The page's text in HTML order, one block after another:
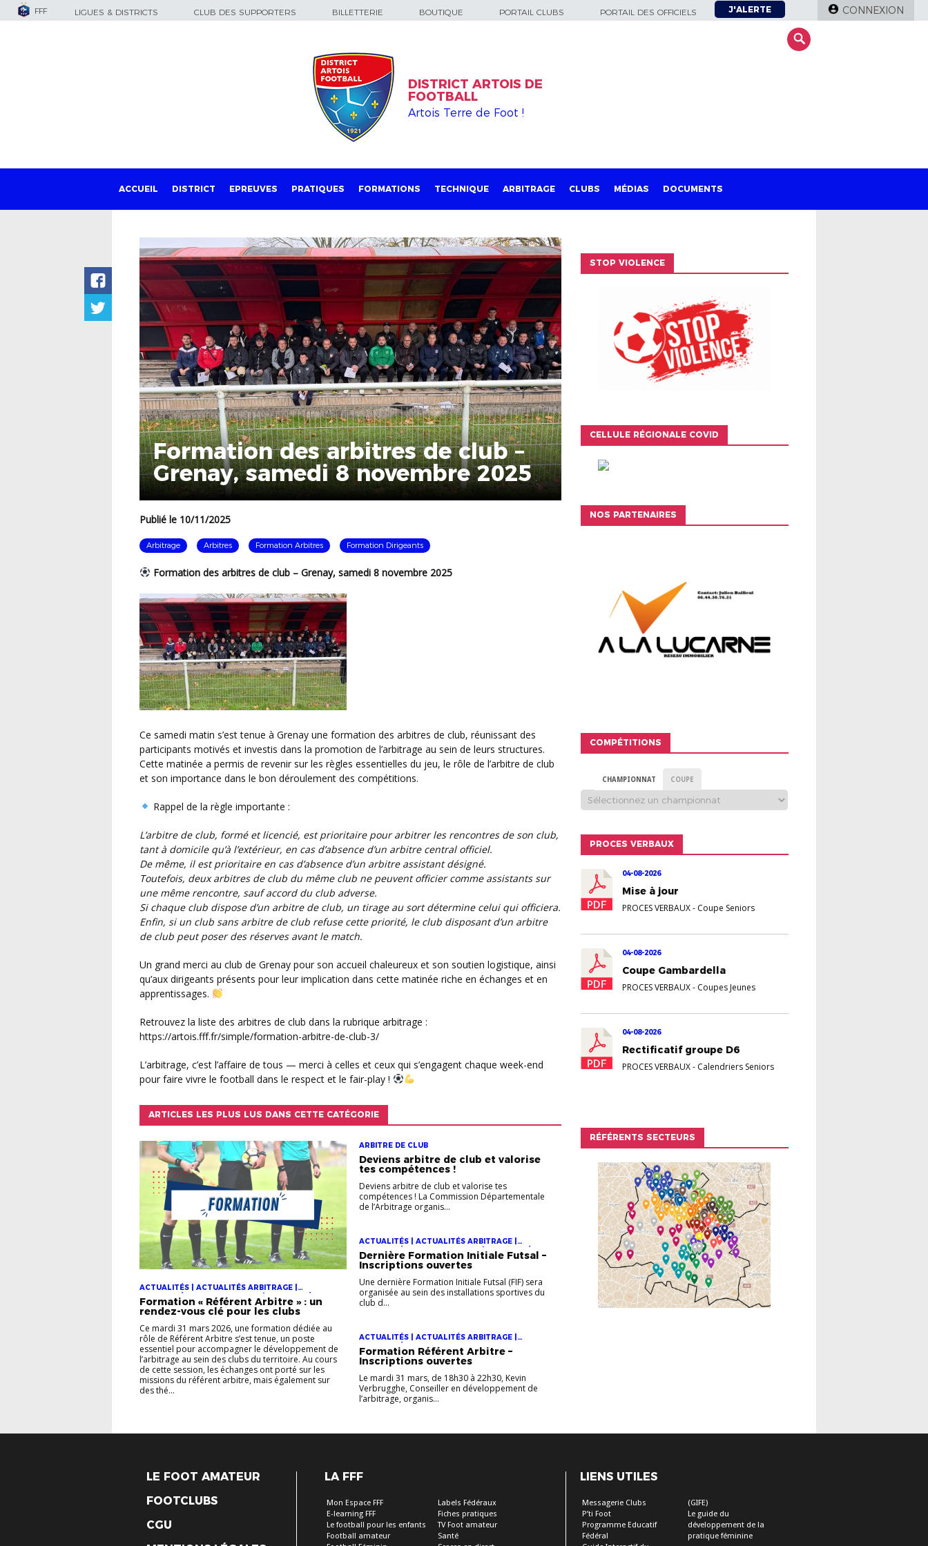
FFF LIGUES & DISTRICTS CLUB DES SUPPORTERS BILLETTERIE BOUTIQUE PORTAIL CLUBS PORTAIL DES OFFICIELS J'ALERTE CONNEXION
DISTRICT ARTOIS DE
FOOTBALL
Artois Terre de Foot !
ACCUEIL DISTRICT EPREUVES PRATIQUES FORMATIONS TECHNIQUE ARBITRAGE CLUBS MÉDIAS DOCUMENTS
Formation des arbitres de club –
Grenay, samedi 8 novembre 2025
Publié le 10/11/2025
Arbitrage Arbitres Formation Arbitres Formation Dirigeants
Formation des arbitres de club – Grenay, samedi 8 novembre 2025
Ce samedi matin s’est tenue à Grenay une formation des arbitres de club, réunissant des
participants motivés et investis dans la promotion de l’arbitrage au sein de leurs structures.
Cette matinée a permis de revenir sur les règles essentielles du jeu, le rôle de l’arbitre de club
et son importance dans le bon déroulement des compétitions.
Rappel de la règle importante :
L’arbitre de club, formé et licencié, est prioritaire pour arbitrer les rencontres de son club,
tant à domicile qu’à l’extérieur, en cas d’absence d’un arbitre central officiel.
De même, il est prioritaire en cas d’absence d’un arbitre assistant désigné.
Toutefois, deux arbitres de club du même club ne peuvent officier comme assistants sur
une même rencontre, sauf accord du club adverse.
Si chaque club dispose d’un arbitre de club, un tirage au sort détermine celui qui officiera.
Enfin, si un club sans arbitre de club refuse cette priorité, le club disposant d’un arbitre
de club peut poser des réserves avant le match.
Un grand merci au club de Grenay pour son accueil chaleureux et son soutien logistique, ainsi
qu’aux dirigeants présents pour leur implication dans cette matinée riche en échanges et en
apprentissages.
Retrouvez la liste des arbitres de club dans la rubrique arbitrage :
https://artois.fff.fr/simple/formation-arbitre-de-club-3/
L’arbitrage, c’est l’affaire de tous — merci à celles et ceux qui s’engagent chaque week-end
pour faire vivre le football dans le respect et le fair-play !
ARTICLES LES PLUS LUS DANS CETTE CATÉGORIE
ACTUALITÉS | ACTUALITÉS ARBITRAGE |
ACTUALITÉS DES FORMATIONS | ACTUALITÉS DU
DISTRICT
Formation « Référent Arbitre » : un
rendez-vous clé pour les clubs
Ce mardi 31 mars 2026, une formation dédiée au
rôle de Référent Arbitre s’est tenue, un poste
essentiel pour accompagner le développement de
l’arbitrage au sein des clubs du territoire. Au cours
de cette session, les échanges ont porté sur les
missions du référent arbitre, mais également sur
des thé...
ARBITRE DE CLUB
Deviens arbitre de club et valorise
tes compétences !
Deviens arbitre de club et valorise tes
compétences ! La Commission Départementale
de l’Arbitrage organis...
ACTUALITÉS | ACTUALITÉS ARBITRAGE |
ACTUALITÉS DES FORMATIONS | ACTUALITÉS
DU DISTRICT
Dernière Formation Initiale Futsal –
Inscriptions ouvertes
Une dernière Formation Initiale Futsal (FIF) sera
organisée au sein des installations sportives du
club d...
ACTUALITÉS | ACTUALITÉS ARBITRAGE |
ACTUALITÉS DU DISTRICT
Formation Référent Arbitre –
Inscriptions ouvertes
Le mardi 31 mars, de 18h30 à 22h30, Kevin
Verbrugghe, Conseiller en développement de
l’arbitrage, organis...
STOP VIOLENCE
CELLULE RÉGIONALE COVID
NOS PARTENAIRES
COMPÉTITIONS
CHAMPIONNAT COUPE
PROCES VERBAUX
04-08-2026
Mise à jour
PROCES VERBAUX- Coupe Seniors
04-08-2026
Coupe Gambardella
PROCES VERBAUX- Coupes Jeunes
04-08-2026
Rectificatif groupe D6
PROCES VERBAUX- Calendriers Seniors
RÉFÉRENTS SECTEURS
LE FOOT AMATEUR
FOOTCLUBS
CGU
LA FFF
Mon Espace FFF
E-learning FFF
Le football pour les enfants
Football amateur
Labels Fédéraux
Fiches pratiques
TV Foot amateur
Santé
LIENS UTILES
Messagerie Clubs
P’ti Foot
Programme Educatif
Fédéral
(GIFE)
Le guide du
développement de la
pratique féminine